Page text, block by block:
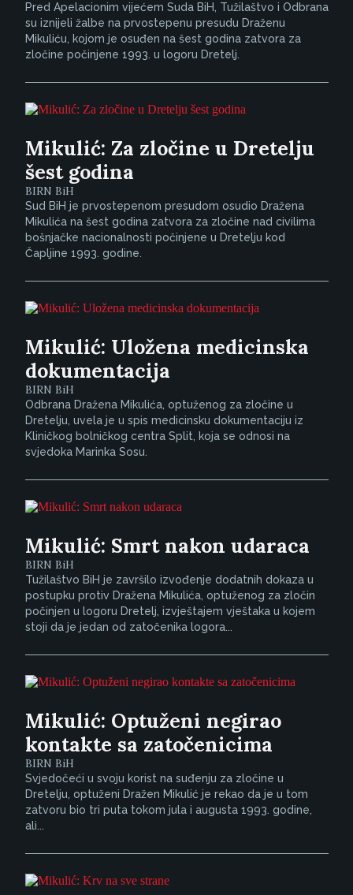
Pred Apelacionim vijećem Suda BiH, Tužilaštvo i Odbrana
su iznijeli žalbe na prvostepenu presudu Draženu
Mikuliću, kojom je osuđen na šest godina zatvora za
zločine počinjene 1993. u logoru Dretelj.
Mikulić: Za zločine u Dretelju
šest godina
BIRN BiH
Sud BiH je prvostepenom presudom osudio Dražena
Mikulića na šest godina zatvora za zločine nad civilima
bošnjačke nacionalnosti počinjene u Dretelju kod
Čapljine 1993. godine.
Mikulić: Uložena medicinska
dokumentacija
BIRN BiH
Odbrana Dražena Mikulića, optuženog za zločine u
Dretelju, uvela je u spis medicinsku dokumentaciju iz
Kliničkog bolničkog centra Split, koja se odnosi na
svjedoka Marinka Sosu.
Mikulić: Smrt nakon udaraca
BIRN BiH
Tužilaštvo BiH je završilo izvođenje dodatnih dokaza u
postupku protiv Dražena Mikulića, optuženog za zločin
počinjen u logoru Dretelj, izvještajem vještaka u kojem
stoji da je jedan od zatočenika logora...
Mikulić: Optuženi negirao
kontakte sa zatočenicima
BIRN BiH
Svjedočeći u svoju korist na suđenju za zločine u
Dretelju, optuženi Dražen Mikulić je rekao da je u tom
zatvoru bio tri puta tokom jula i augusta 1993. godine,
ali...